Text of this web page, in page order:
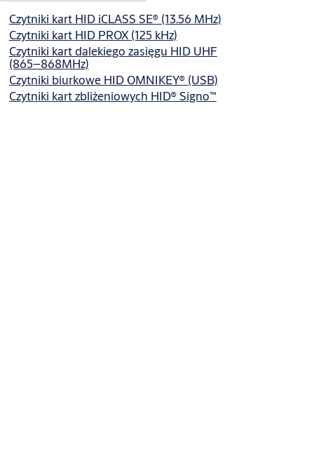
Czytniki kart HID iCLASS SE® (13.56 MHz)
Czytniki kart HID PROX (125 kHz)
Czytniki kart dalekiego zasięgu HID UHF
(865–868MHz)
Czytniki biurkowe HID OMNIKEY® (USB)
Czytniki kart zbliżeniowych HID® Signo™